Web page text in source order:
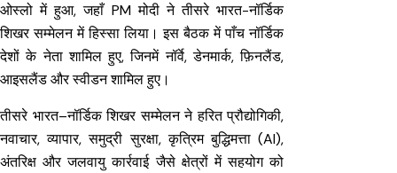
ओस्लो में हुआ, जहाँ PM मोदी ने तीसरे भारत-नॉर्डिक
शिखर सम्मेलन में हिस्सा लिया। इस बैठक में पाँच नॉर्डिक
देशों के नेता शामिल हुए, जिनमें नॉर्वे, डेनमार्क, फ़िनलैंड,
आइसलैंड और स्वीडन शामिल हुए।
तीसरे भारत–नॉर्डिक शिखर सम्मेलन ने हरित प्रौद्योगिकी,
नवाचार, व्यापार, समुद्री सुरक्षा, कृत्रिम बुद्धिमत्ता (AI),
अंतरिक्ष और जलवायु कार्रवाई जैसे क्षेत्रों में सहयोग को